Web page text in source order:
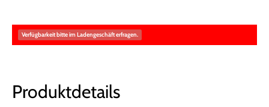
Verfügbarkeit bitte im Ladengeschäft erfragen.
Produktdetails